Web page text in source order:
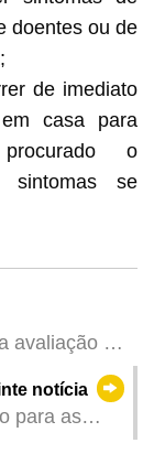
doentes ou de
de imediato
casa para
o
sintomas se
avaliação do
das
de 2024
notícia
para as